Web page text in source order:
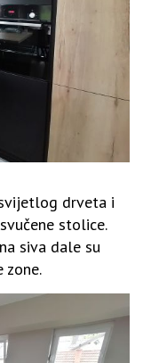
drveta i
stolice.
siva dale su
zone.